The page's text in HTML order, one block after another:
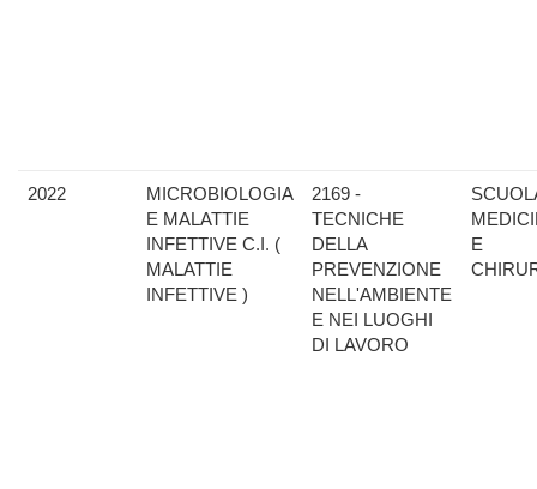
2022
MICROBIOLOGIA
E MALATTIE
INFETTIVE C.I. (
MALATTIE
INFETTIVE )
2169 -
TECNICHE
DELLA
PREVENZIONE
NELL'AMBIENTE
E NEI LUOGHI
DI LAVORO
E